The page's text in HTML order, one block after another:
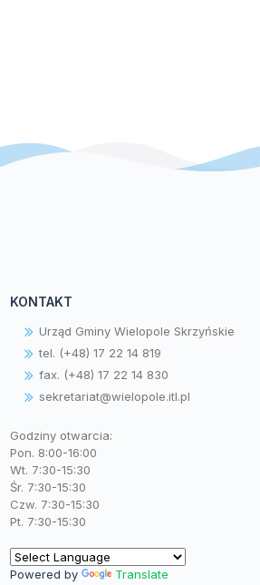
KONTAKT
Urząd Gminy Wielopole Skrzyńskie
tel. (+48) 17 22 14 819
fax. (+48) 17 22 14 830
sekretariat@wielopole.itl.pl
Godziny otwarcia:
Pon. 8:00-16:00
Wt. 7:30-15:30
Śr. 7:30-15:30
Czw. 7:30-15:30
Pt. 7:30-15:30
Powered by Translate